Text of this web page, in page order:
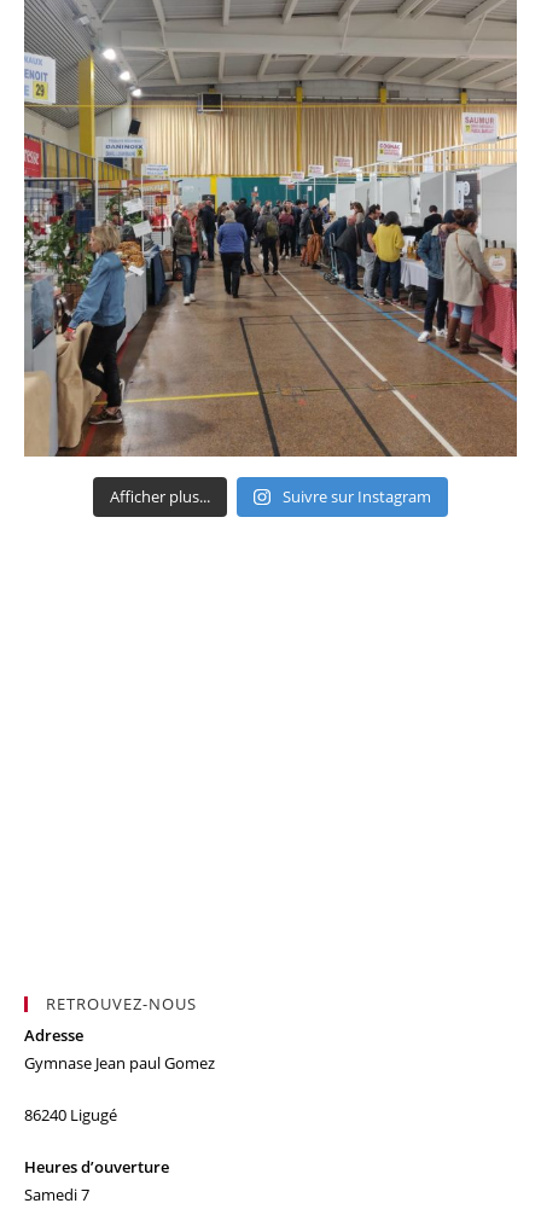
Afficher plus... Suivre sur Instagram
RETROUVEZ-NOUS
Adresse
Gymnase Jean paul Gomez
86240 Ligugé
Heures d’ouverture
Samedi 7